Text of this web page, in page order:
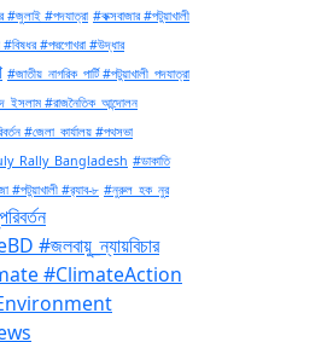
#জুলাই #পদযাত্রা #কক্সবাজার #পটুয়াখালী
#পদ্মগোখরা #উদ্ধার
#জাতীয়_নাগরিক_পার্টি #পটুয়াখালী_পদযাত্রা
#রাজনৈতিক_আন্দোলন
#জেলা_কার্যালয় #পথসভা
#ডাকাতি
#পটুয়াখালী #র‍্যাব-৮ #নুরুল_হক_নুর
#জলবায়ু_ন্যায়বিচার
#ClimateAction